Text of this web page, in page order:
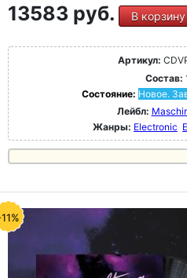
13583 руб. В корзину
Артикул:
Состав:
Состояние: Новое.
Лейбл:
Жанры: Electronic